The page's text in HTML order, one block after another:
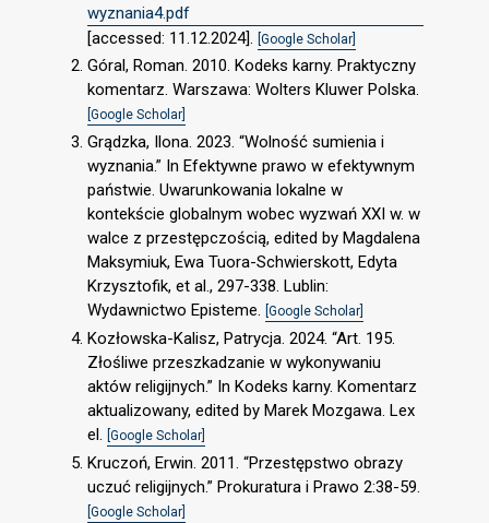
wyznania4.pdf
[accessed: 11.12.2024].
[Google Scholar]
Góral, Roman. 2010. Kodeks karny. Praktyczny
komentarz. Warszawa: Wolters Kluwer Polska.
[Google Scholar]
Grądzka, Ilona. 2023. “Wolność sumienia i
wyznania.” In Efektywne prawo w efektywnym
państwie. Uwarunkowania lokalne w
kontekście globalnym wobec wyzwań XXI w. w
walce z przestępczością, edited by Magdalena
Maksymiuk, Ewa Tuora-Schwierskott, Edyta
Krzysztofik, et al., 297-338. Lublin:
Wydawnictwo Episteme. [Google Scholar]
Kozłowska-Kalisz, Patrycja. 2024. “Art. 195.
Złośliwe przeszkadzanie w wykonywaniu
aktów religijnych.” In Kodeks karny. Komentarz
aktualizowany, edited by Marek Mozgawa. Lex
el. [Google Scholar]
Kruczoń, Erwin. 2011. “Przestępstwo obrazy
uczuć religijnych.” Prokuratura i Prawo 2:38-59.
[Google Scholar]